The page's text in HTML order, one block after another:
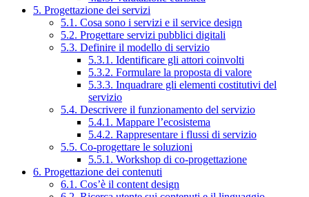
5. Progettazione dei servizi
5.1. Cosa sono i servizi e il service design
5.2. Progettare servizi pubblici digitali
5.3. Definire il modello di servizio
5.3.1. Identificare gli attori coinvolti
5.3.2. Formulare la proposta di valore
5.3.3. Inquadrare gli elementi costitutivi del
servizio
5.4. Descrivere il funzionamento del servizio
5.4.1. Mappare l’ecosistema
5.4.2. Rappresentare i flussi di servizio
5.5. Co-progettare le soluzioni
5.5.1. Workshop di co-progettazione
6. Progettazione dei contenuti
6.1. Cos’è il content design